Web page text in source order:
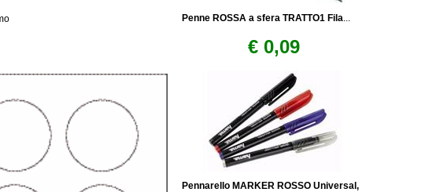
Penne ROSSA a sfera TRATTO1 Fila...
€ 0,09
Pennarello MARKER ROSSO Universal,